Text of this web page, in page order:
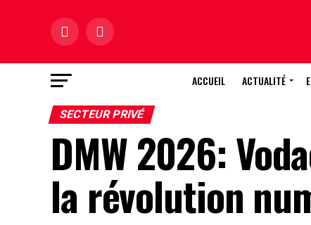
ACCUEIL ACTUALITÉ
SECTEUR PRIVÉ
DMW 2026:
la révolution